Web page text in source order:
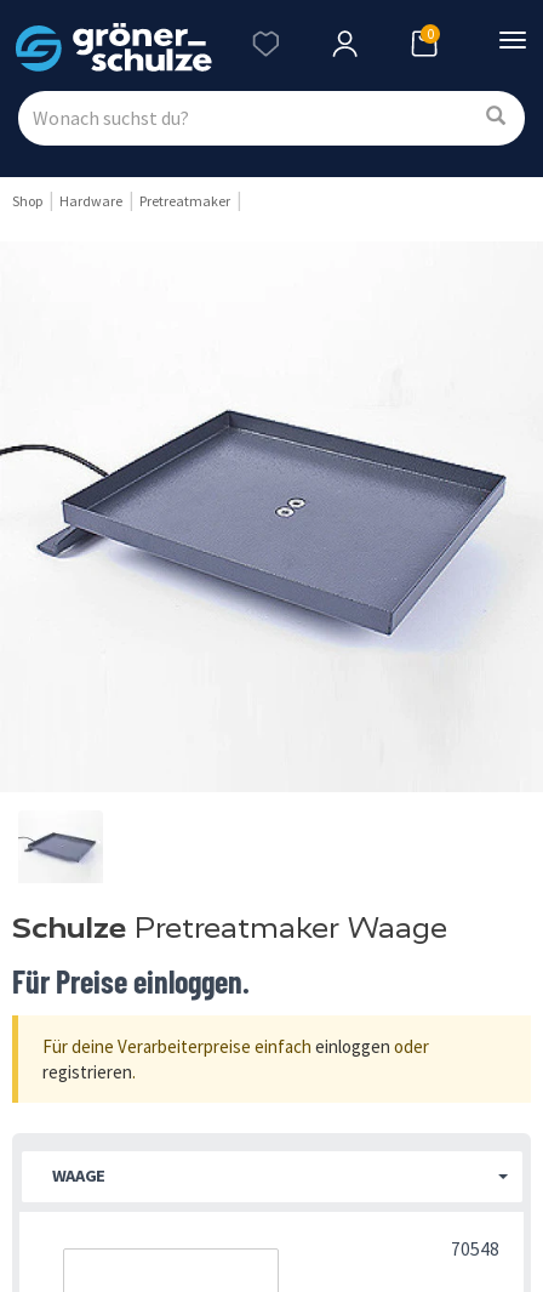
0
Shop Hardware Pretreatmaker
Schulze Pretreatmaker Waage
Für Preise einloggen.
Für deine Verarbeiterpreise einfach einloggen oder
registrieren.
WAAGE
70548